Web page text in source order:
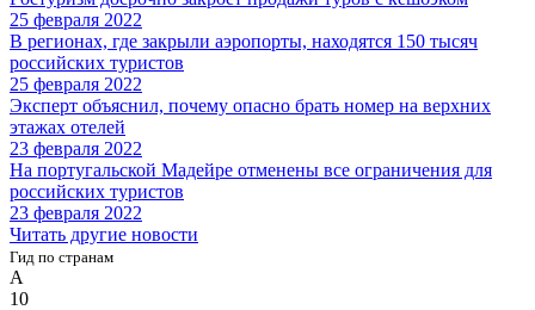
25 февраля 2022
В регионах, где закрыли аэропорты, находятся 150 тысяч
российских туристов
25 февраля 2022
Эксперт объяснил, почему опасно брать номер на верхних
этажах отелей
23 февраля 2022
На португальской Мадейре отменены все ограничения для
российских туристов
23 февраля 2022
Читать другие новости
Гид по странам
А
10